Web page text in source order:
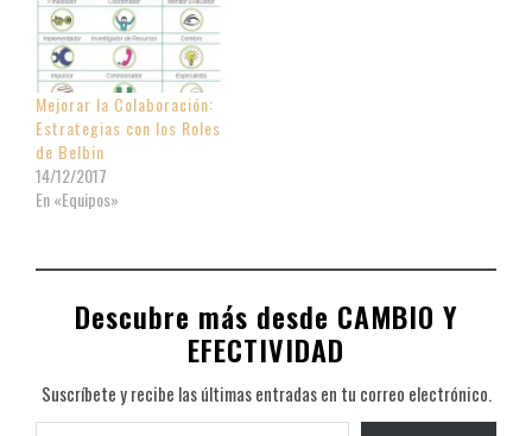
Mejorar la Colaboración:
Estrategias con los Roles
de Belbin
14/12/2017
En «Equipos»
Descubre más desde CAMBIO Y
EFECTIVIDAD
Suscríbete y recibe las últimas entradas en tu correo electrónico.
Escribe tu correo electrónico…